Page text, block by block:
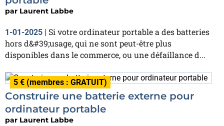
par Laurent Labbe
1-01-2025 | Si votre ordinateur portable a des batteries
hors d&#39;usage, qui ne sont peut-être plus
disponibles dans le commerce, ou une défaillance d...
5 € (membres : GRATUIT)
Construire une batterie externe pour
ordinateur portable
par Laurent Labbe